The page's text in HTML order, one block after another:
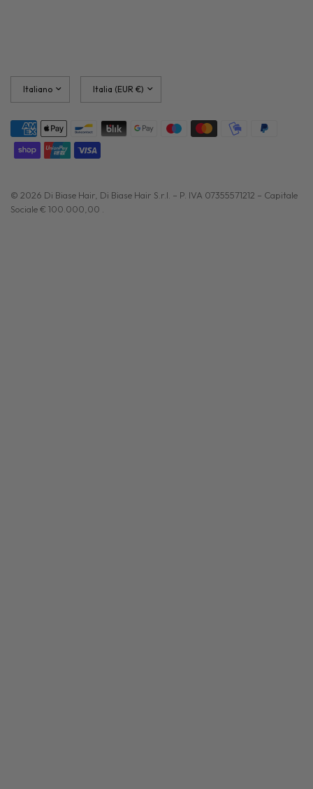
paese/area
© 2026 Di Biase Hair, Di Biase Hair S.r.l. – P. IVA 07355571212 – Capitale
Sociale € 100.000,00 .